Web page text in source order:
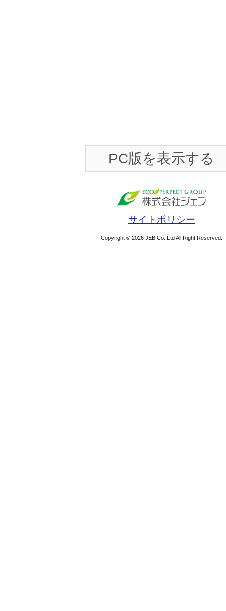
PC版を表示する
サイトポリシー
Copyright © 2026 JEB Co.,Ltd All Right Reserved.